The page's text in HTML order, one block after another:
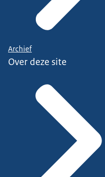
Archief
Over deze site